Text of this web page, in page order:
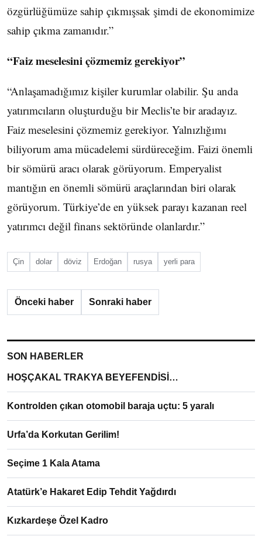
özgürlüğümüze sahip çıkmışsak şimdi de ekonomimize
sahip çıkma zamanıdır.”
“Faiz meselesini çözmemiz gerekiyor”
“Anlaşamadığımız kişiler kurumlar olabilir. Şu anda
yatırımcıların oluşturduğu bir Meclis’te bir aradayız.
Faiz meselesini çözmemiz gerekiyor. Yalnızlığımı
biliyorum ama mücadelemi sürdüreceğim. Faizi önemli
bir sömürü aracı olarak görüyorum. Emperyalist
mantığın en önemli sömürü araçlarından biri olarak
görüyorum. Türkiye’de en yüksek parayı kazanan reel
yatırımcı değil finans sektöründe olanlardır.”
Çin dolar döviz Erdoğan rusya yerli para
Önceki haber Sonraki haber
SON HABERLER
HOŞÇAKAL TRAKYA BEYEFENDİSİ…
Kontrolden çıkan otomobil baraja uçtu: 5 yaralı
Urfa’da Korkutan Gerilim!
Seçime 1 Kala Atama
Atatürk’e Hakaret Edip Tehdit Yağdırdı
Kızkardeşe Özel Kadro